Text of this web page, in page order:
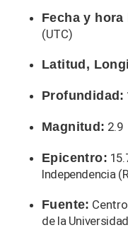
Fecha y hora
(UTC)
Latitud,
Profundidad:
Magnitud: 2.9
Epicentro:
Independencia
Fuente:
de la